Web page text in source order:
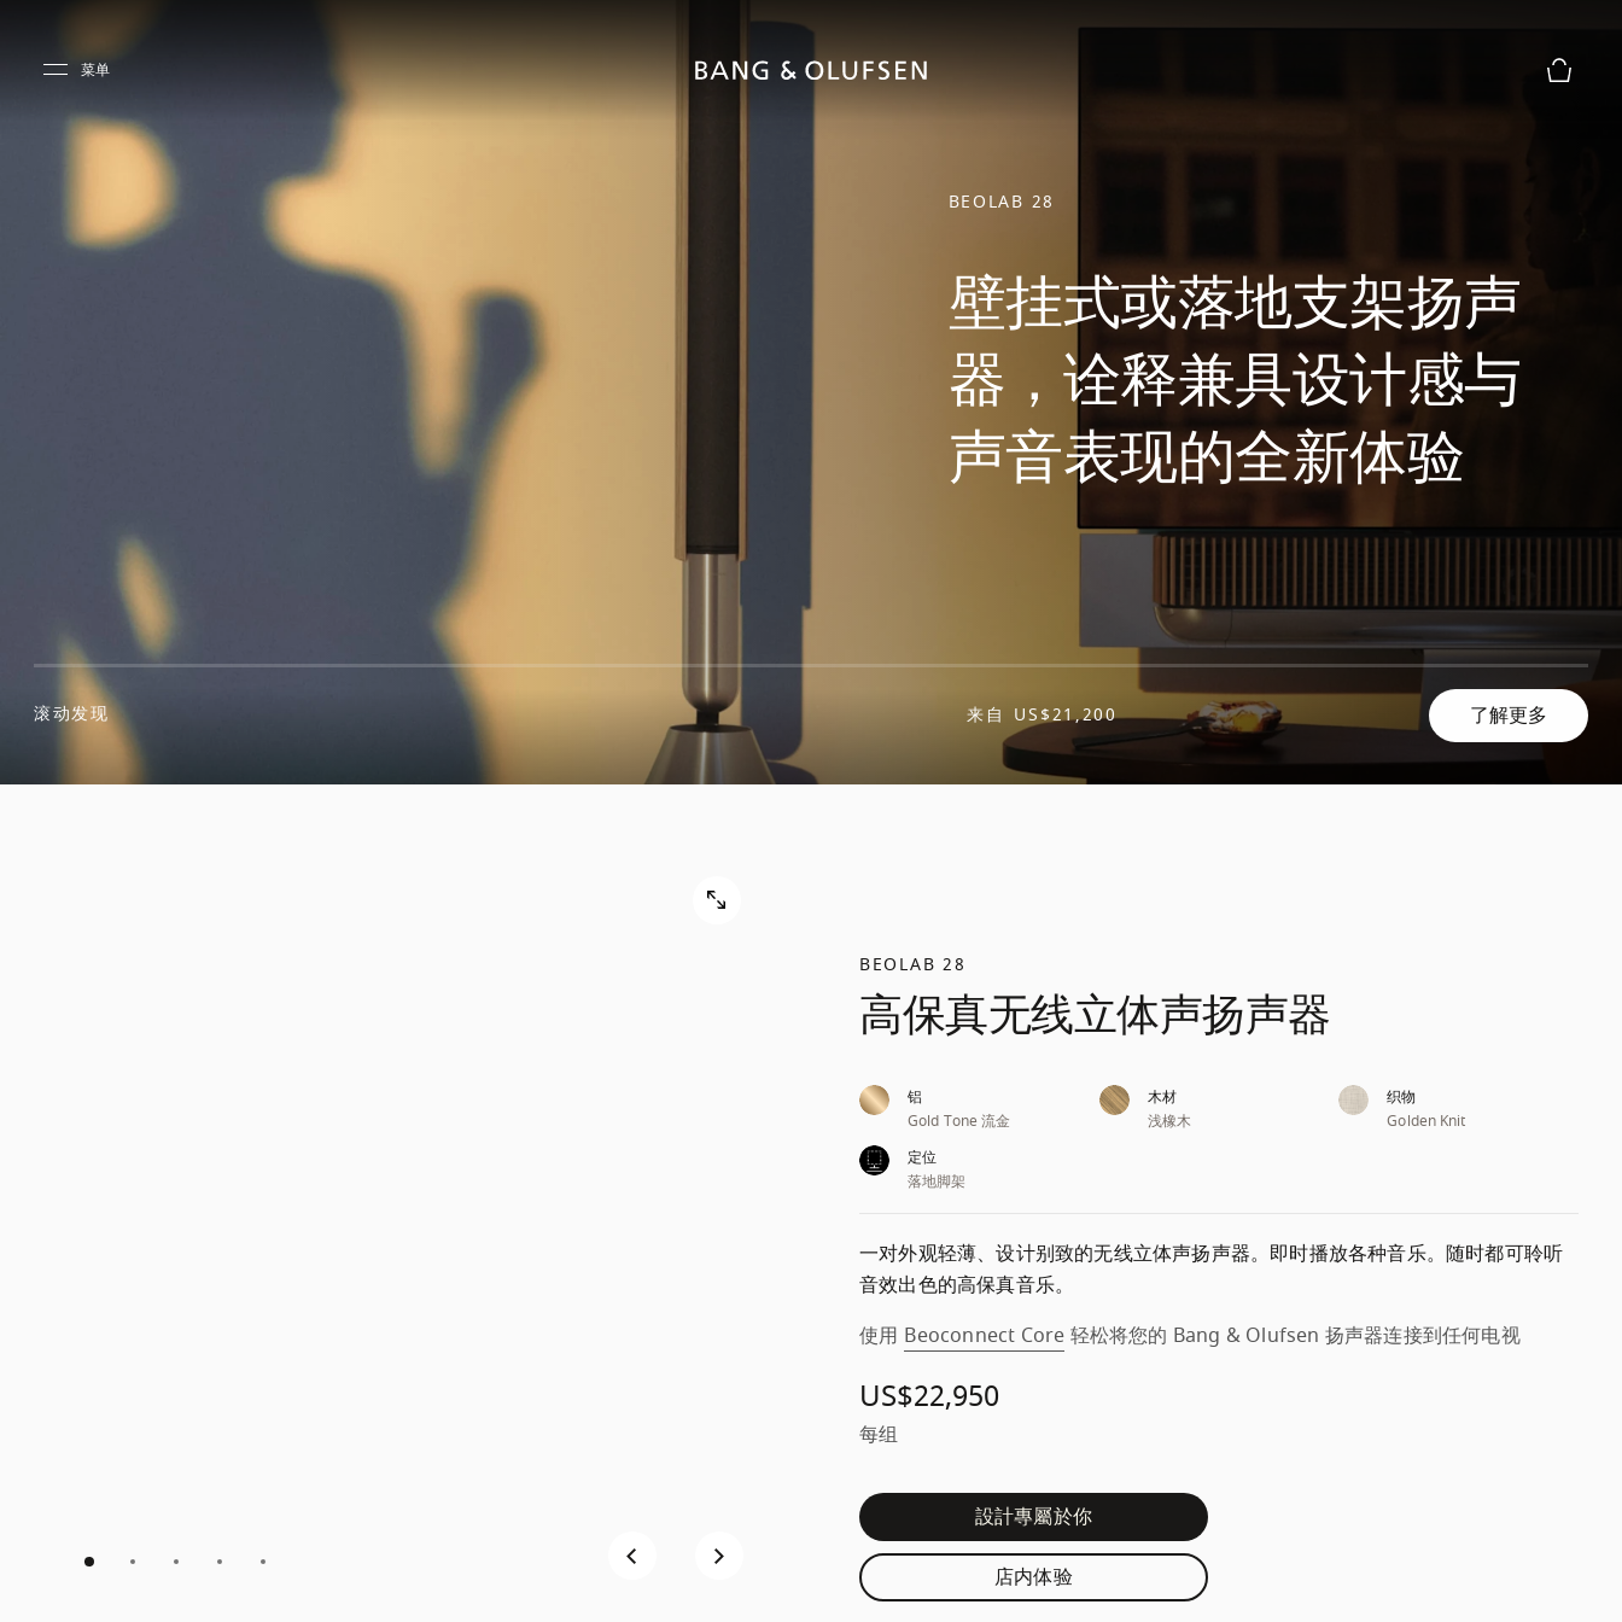
Skip to main content
菜单
BEOLAB 28
壁挂式或落地支架扬声
器，诠释兼具设计感与
声音表现的全新体验
滚动发现
滚动发现
来自 US$21,200 了解更多
BEOLAB 28
高保真无线立体声扬声器
铝
Gold Tone 流金
木材
浅橡木
织物
Golden Knit
定位
落地脚架
US$22,950
每组
設計專屬於你
店内体验
一对外观轻薄、设计别致的无线立体声扬声器。即时播放各种音乐。随时都可聆听
音效出色的高保真音乐。
使用 Beoconnect Core 轻松将您的 Bang & Olufsen 扬声器连接到任何电视